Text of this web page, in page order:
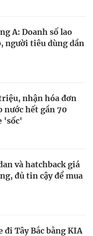
A: Doanh số lao
người tiêu dùng dần
nhận hóa đơn
nước hết gần 70
'sốc'
và hatchback giá
đủ tin cậy để mua
đi Tây Bắc bằng KIA